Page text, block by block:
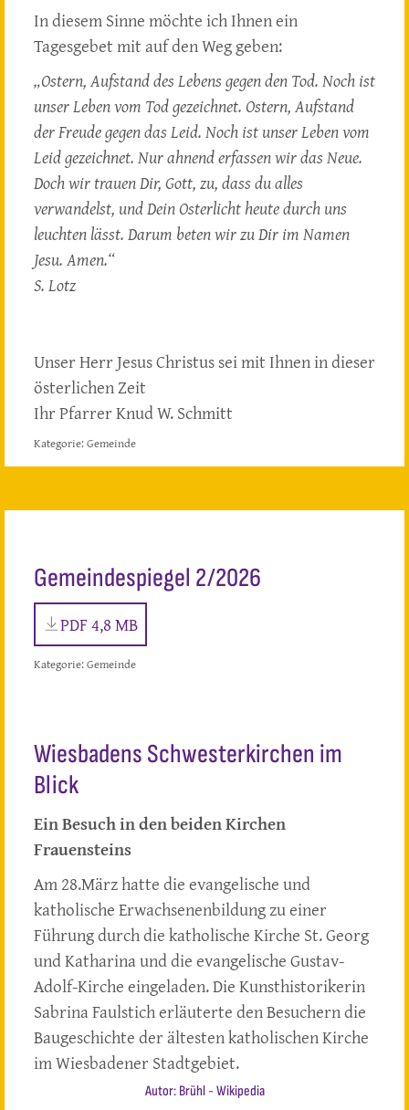
In diesem Sinne möchte ich Ihnen ein
Tagesgebet mit auf den Weg geben:
„Ostern, Aufstand des Lebens gegen den Tod. Noch ist
unser Leben vom Tod gezeichnet. Ostern, Aufstand
der Freude gegen das Leid. Noch ist unser Leben vom
Leid gezeichnet. Nur ahnend erfassen wir das Neue.
Doch wir trauen Dir, Gott, zu, dass du alles
verwandelst, und Dein Osterlicht heute durch uns
leuchten lässt. Darum beten wir zu Dir im Namen
Jesu. Amen.“
S. Lotz
Unser Herr Jesus Christus sei mit Ihnen in dieser
österlichen Zeit
Ihr Pfarrer Knud W. Schmitt
Kategorie:Gemeinde
Gemeindespiegel 2/2026
PDF 4,8 MB
Kategorie:Gemeinde
Wiesbadens Schwesterkirchen im
Blick
Ein Besuch in den beiden Kirchen
Frauensteins
Am 28.März hatte die evangelische und
katholische Erwachsenenbildung zu einer
Führung durch die katholische Kirche St. Georg
und Katharina und die evangelische Gustav-
Adolf-Kirche eingeladen. Die Kunsthistorikerin
Sabrina Faulstich erläuterte den Besuchern die
Baugeschichte der ältesten katholischen Kirche
im Wiesbadener Stadtgebiet.
Autor: Brühl - Wikipedia